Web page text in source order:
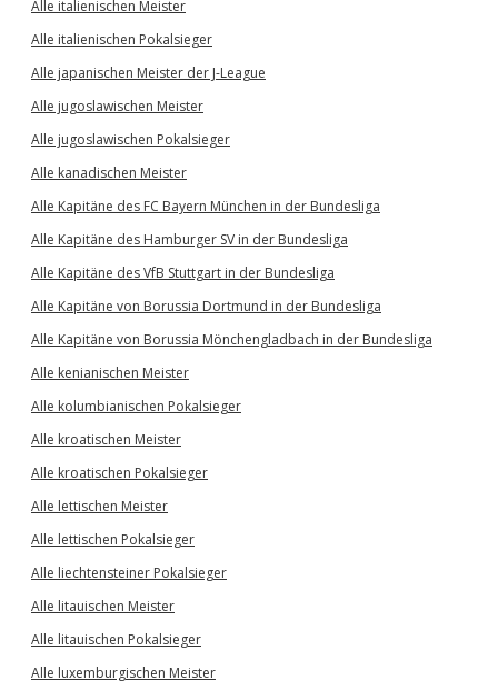
Alle italienischen Meister
Alle italienischen Pokalsieger
Alle japanischen Meister der J-League
Alle jugoslawischen Meister
Alle jugoslawischen Pokalsieger
Alle kanadischen Meister
Alle Kapitäne des FC Bayern München in der Bundesliga
Alle Kapitäne des Hamburger SV in der Bundesliga
Alle Kapitäne des VfB Stuttgart in der Bundesliga
Alle Kapitäne von Borussia Dortmund in der Bundesliga
Alle Kapitäne von Borussia Mönchengladbach in der Bundesliga
Alle kenianischen Meister
Alle kolumbianischen Pokalsieger
Alle kroatischen Meister
Alle kroatischen Pokalsieger
Alle lettischen Meister
Alle lettischen Pokalsieger
Alle liechtensteiner Pokalsieger
Alle litauischen Meister
Alle litauischen Pokalsieger
Alle luxemburgischen Meister